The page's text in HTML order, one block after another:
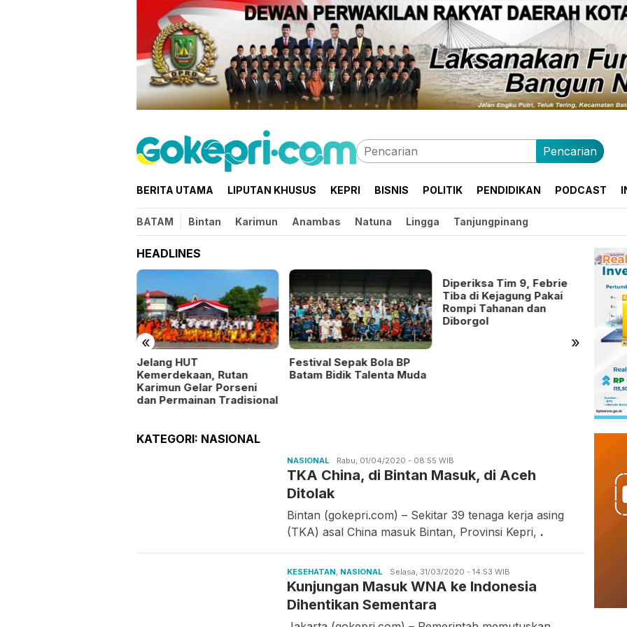
Pencarian
BERITA UTAMA LIPUTAN KHUSUS KEPRI BISNIS POLITIK PENDIDIKAN PODCAST
BATAM Bintan Karimun Anambas Natuna Lingga Tanjungpinang
HEADLINES
« »
Jelang HUT
Kemerdekaan, Rutan
Karimun Gelar Porseni
dan Permainan Tradisional
Festival Sepak Bola BP
Batam Bidik Talenta Muda
Diperiksa Tim 9, Febrie
Tiba di Kejagung Pakai
Rompi Tahanan dan
Diborgol
KATEGORI: NASIONAL
NASIONAL Nana
Rabu, 01/04/2020 - 08:55 WIB
TKA China, di Bintan Masuk, di Aceh
Ditolak
Bintan (gokepri.com) – Sekitar 39 tenaga kerja asing
(TKA) asal China masuk Bintan, Provinsi Kepri, .
KESEHATAN, NASIONAL iwan
Selasa, 31/03/2020 - 14:53 WIB
Kunjungan Masuk WNA ke Indonesia
Dihentikan Sementara